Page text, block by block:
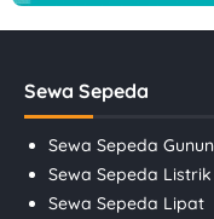
Sewa Sepeda
Sewa Sepeda
Sewa Sepeda
Sewa Sepeda Lipat